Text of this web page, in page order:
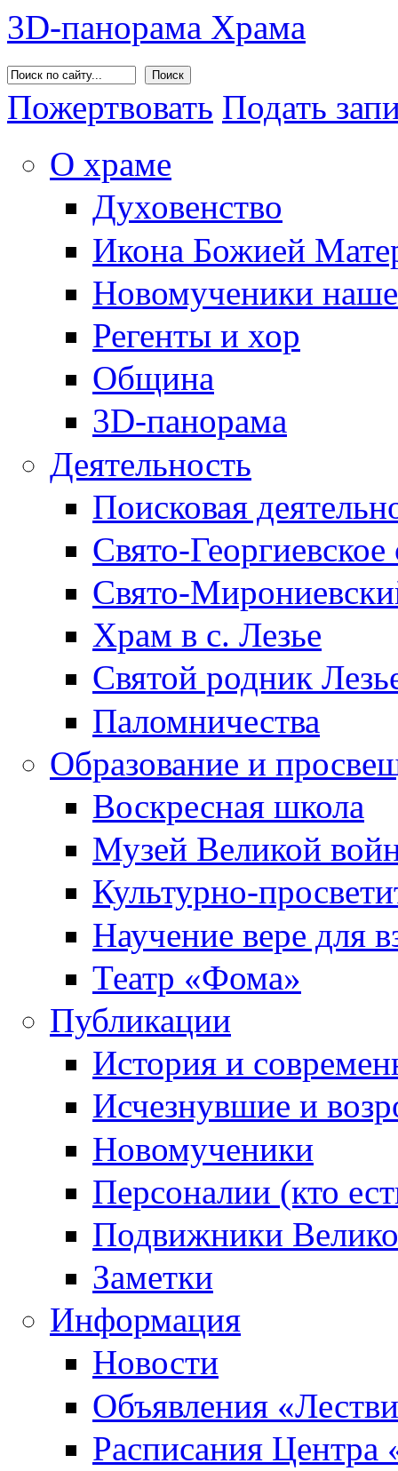
3D-панорама Храма
Пожертвовать Подать
О храме
Духовенство
Икона Божией
Новомученики
Регенты и хор
Община
3D-панорама
Деятельность
Поисковая
Свято-Георгиевское
Свято-
Храм в с. Лезье
Святой родник
Паломничества
Образование и
Воскресная школа
Музей Великой
Культурно-
Научение вере для
Театр «Фома»
Публикации
История и
Исчезнувшие и
Новомученики
Персоналии (кто
Подвижники
Заметки
Информация
Новости
Объявления
Расписания Центра